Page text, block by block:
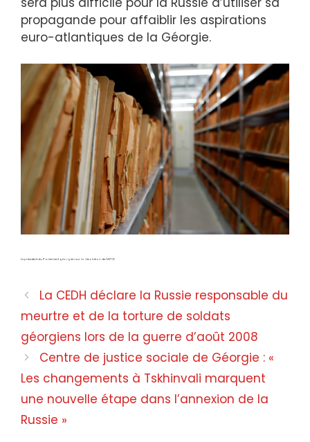
propagande pour affaiblir les aspirations
euro-atlantiques de la Géorgie.
Le président du Parlement géorgien sur la résolution de l’APCE
La CEDH déclare la Russie responsable du
meurtre et de la torture de soldats
géorgiens lors de la guerre d’août 2008
Centre de justice sociale de Géorgie : «
Les changements à Tskhinvali marquent
une nouvelle étape dans l’annexion de la
Russie »